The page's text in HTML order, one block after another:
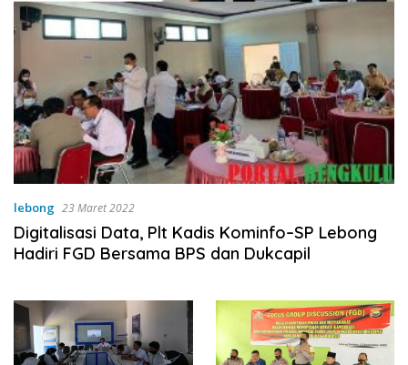
lebong 23 Maret 2022
Digitalisasi Data, Plt Kadis Kominfo–SP Lebong
Hadiri FGD Bersama BPS dan Dukcapil